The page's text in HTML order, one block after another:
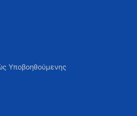
Υποβοηθούμενης